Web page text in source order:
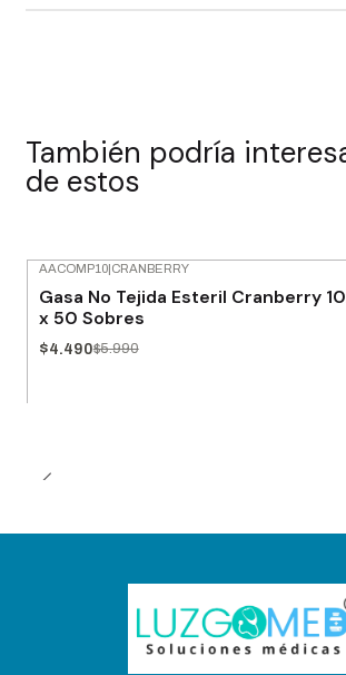
También podría
de estos
AACOMP10|CRANBERRY
Gasa No Tejida Esteril Cranberry
x 50 Sobres
$4.490$5.990